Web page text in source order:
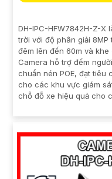
DH-IPC-HFW7842H-Z-
trời với độ phân giải
đêm lên đến 60m và khe
Camera hỗ trợ đếm
chuẩn nén POE, đạt tiêu
cho các khu vực giám
chỗ đỗ xe hiệu quả cho